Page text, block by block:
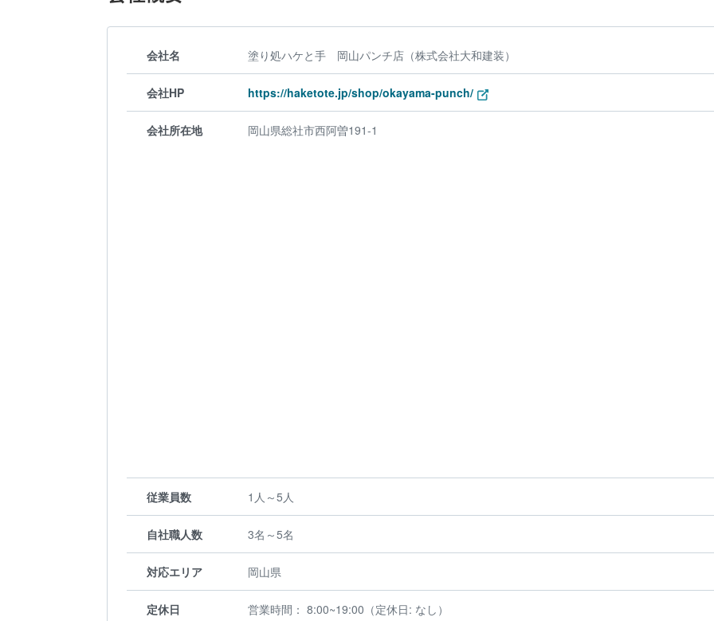
会社名 塗り処ハケと手 岡山パンチ店（株式会社大和建装）
会社HP https://haketote.jp/shop/okayama-punch/
会社所在地 岡山県総社市西阿曽191-1
従業員数 1人～5人
自社職人数 3名～5名
対応エリア 岡山県
定休日 営業時間： 8:00~19:00（定休日: なし）